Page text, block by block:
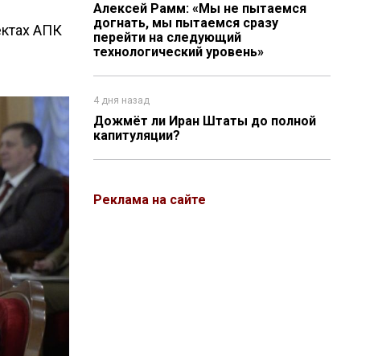
Алексей Рамм: «Мы не пытаемся
догнать, мы пытаемся сразу
перейти на следующий
технологический уровень»
4 дня назад
Дожмёт ли Иран Штаты до полной
капитуляции?
Реклама на сайте
АПК